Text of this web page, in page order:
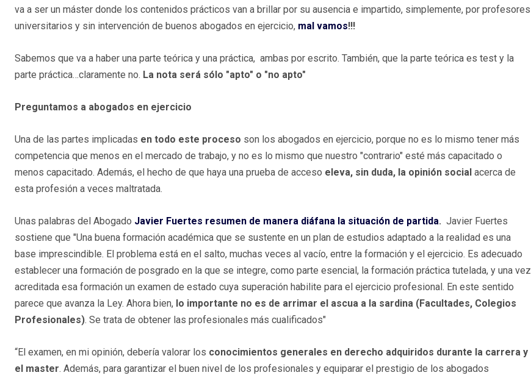
va a ser un máster donde los contenidos prácticos van a brillar por su ausencia e impartido, simplemente, por profesores
universitarios y sin intervención de buenos abogados en ejercicio, mal vamos!!!
Sabemos que va a haber una parte teórica y una práctica, ambas por escrito. También, que la parte teórica es test y la
parte práctica…claramente no. La nota será sólo "apto" o "no apto"
Preguntamos a abogados en ejercicio
Una de las partes implicadas en todo este proceso son los abogados en ejercicio, porque no es lo mismo tener más
competencia que menos en el mercado de trabajo, y no es lo mismo que nuestro "contrario" esté más capacitado o
menos capacitado. Además, el hecho de que haya una prueba de acceso eleva, sin duda, la opinión social acerca de
esta profesión a veces maltratada.
Unas palabras del Abogado Javier Fuertes resumen de manera diáfana la situación de partida. Javier Fuertes
sostiene que "Una buena formación académica que se sustente en un plan de estudios adaptado a la realidad es una
base imprescindible. El problema está en el salto, muchas veces al vacío, entre la formación y el ejercicio. Es adecuado
establecer una formación de posgrado en la que se integre, como parte esencial, la formación práctica tutelada, y una vez
acreditada esa formación un examen de estado cuya superación habilite para el ejercicio profesional. En este sentido
parece que avanza la Ley. Ahora bien, lo importante no es de arrimar el ascua a la sardina (Facultades, Colegios
Profesionales). Se trata de obtener las profesionales más cualificados"
“El examen, en mi opinión, debería valorar los conocimientos generales en derecho adquiridos durante la carrera y
el master. Además, para garantizar el buen nivel de los profesionales y equiparar el prestigio de los abogados